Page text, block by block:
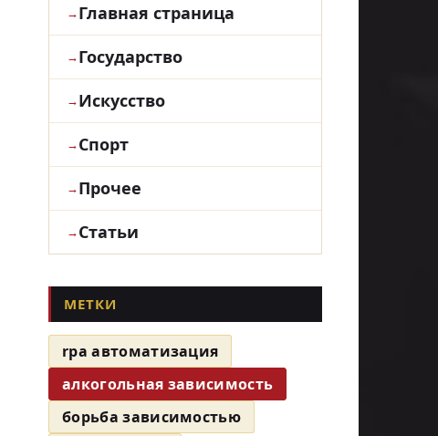
Главная страница
Государство
Искусство
Спорт
Прочее
Статьи
МЕТКИ
rpa автоматизация
алкогольная зависимость
борьба зависимостью